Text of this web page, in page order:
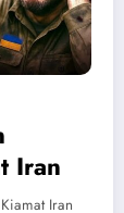
Iran
Iran